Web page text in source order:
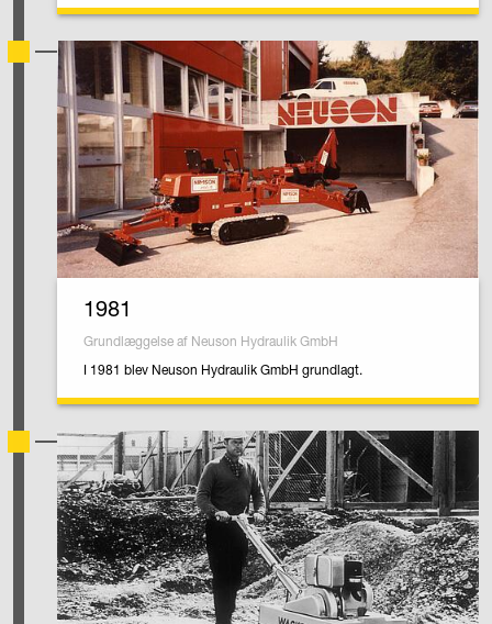
1981
Grundlæggelse af Neuson Hydraulik GmbH
I 1981 blev Neuson Hydraulik GmbH grundlagt.